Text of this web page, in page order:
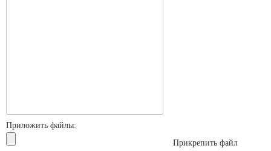
Приложить файлы:
Прикрепить файл